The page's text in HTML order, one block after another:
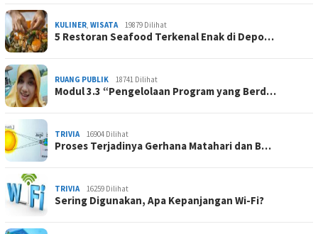
KULINER, WISATA 19879 Dilihat
5 Restoran Seafood Terkenal Enak di Depo…
RUANG PUBLIK 18741 Dilihat
Modul 3.3 “Pengelolaan Program yang Berd…
TRIVIA 16904 Dilihat
Proses Terjadinya Gerhana Matahari dan B…
TRIVIA 16259 Dilihat
Sering Digunakan, Apa Kepanjangan Wi-Fi?